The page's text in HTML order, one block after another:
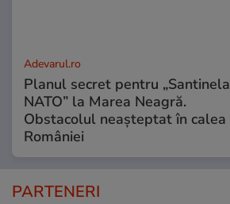
Adevarul.ro
Planul secret pentru „Santinela
NATO” la Marea Neagră.
Obstacolul neașteptat în calea
României
PARTENERI